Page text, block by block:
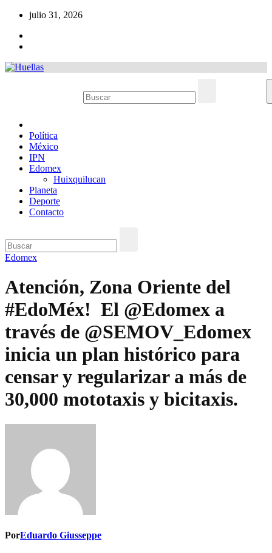
contenido
julio 31, 2026
Política
México
IPN
Edomex
Huixquilucan
Planeta
Deporte
Contacto
Edomex
Atención, Zona Oriente del
#EdoMéx! ️ El @Edomex a
través de @SEMOV_Edomex
inicia un plan histórico para
censar y regularizar a más de
30,000 mototaxis y bicitaxis.
PorEduardo Giusseppe